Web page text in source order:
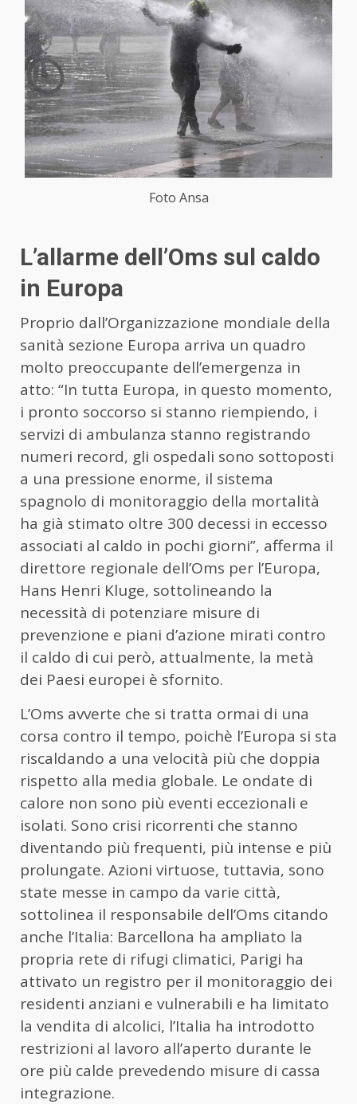
Foto Ansa
L’allarme dell’Oms sul caldo
in Europa
Proprio dall’Organizzazione mondiale della
sanità sezione Europa arriva un quadro
molto preoccupante dell’emergenza in
atto: “In tutta Europa, in questo momento,
i pronto soccorso si stanno riempiendo, i
servizi di ambulanza stanno registrando
numeri record, gli ospedali sono sottoposti
a una pressione enorme, il sistema
spagnolo di monitoraggio della mortalità
ha già stimato oltre 300 decessi in eccesso
associati al caldo in pochi giorni”, afferma il
direttore regionale dell’Oms per l’Europa,
Hans Henri Kluge, sottolineando la
necessità di potenziare misure di
prevenzione e piani d’azione mirati contro
il caldo di cui però, attualmente, la metà
dei Paesi europei è sfornito.
L’Oms avverte che si tratta ormai di una
corsa contro il tempo, poichè l’Europa si sta
riscaldando a una velocità più che doppia
rispetto alla media globale. Le ondate di
calore non sono più eventi eccezionali e
isolati. Sono crisi ricorrenti che stanno
diventando più frequenti, più intense e più
prolungate. Azioni virtuose, tuttavia, sono
state messe in campo da varie città,
sottolinea il responsabile dell’Oms citando
anche l’Italia: Barcellona ha ampliato la
propria rete di rifugi climatici, Parigi ha
attivato un registro per il monitoraggio dei
residenti anziani e vulnerabili e ha limitato
la vendita di alcolici, l’Italia ha introdotto
restrizioni al lavoro all’aperto durante le
ore più calde prevedendo misure di cassa
integrazione.